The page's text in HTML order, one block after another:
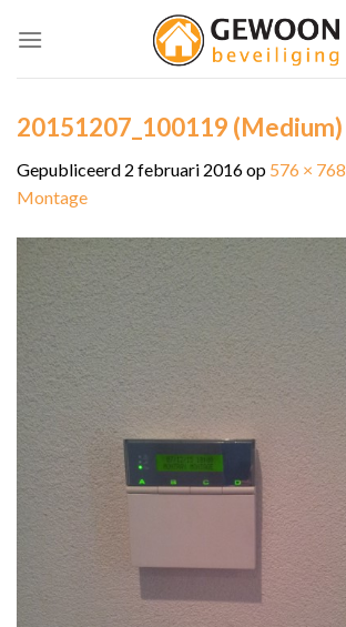
20151207_100119 (Medium)
Gepubliceerd 2 februari 2016op 576 × 768
Montage